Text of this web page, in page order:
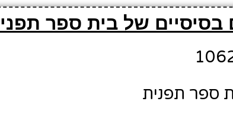
בסיסיים של בית ספר
ספר תפנית